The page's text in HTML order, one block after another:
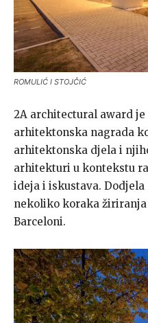
ROMULIĆ I STOJČIĆ
2A architectural award
arhitektonska nagrada
arhitektonska djela i
arhitekturi u kontekstu
ideja i iskustava.
nekoliko koraka žiriranja
Barceloni.